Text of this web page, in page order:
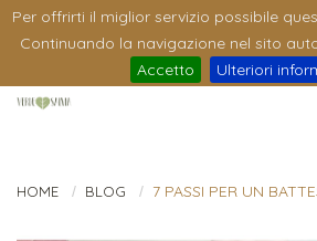
Per offrirti il miglior servizio possibile
Continuando la navigazione nel sito
Accetto
Ulteriori
HOME BLOG 7 PASSI PER UN